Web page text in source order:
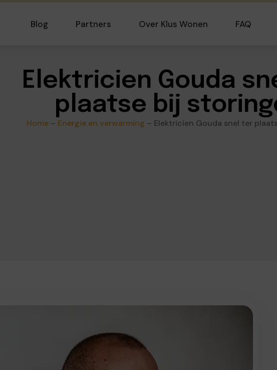
Blog Partners Over Klus Wonen FAQ
Elektricien Gouda
plaatse bij
Home– Energie en verwarming – Elektricien Gouda snel ter